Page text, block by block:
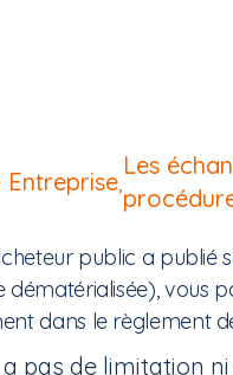
Entreprise,
Les
public a publié
vous
dans le règlement
a pas de limitation